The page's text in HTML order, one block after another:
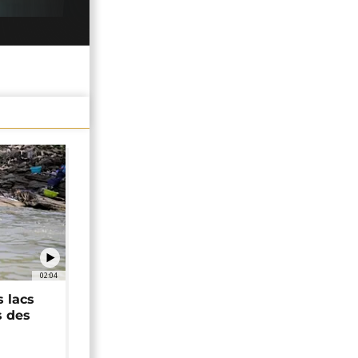
02:04
lacs
des